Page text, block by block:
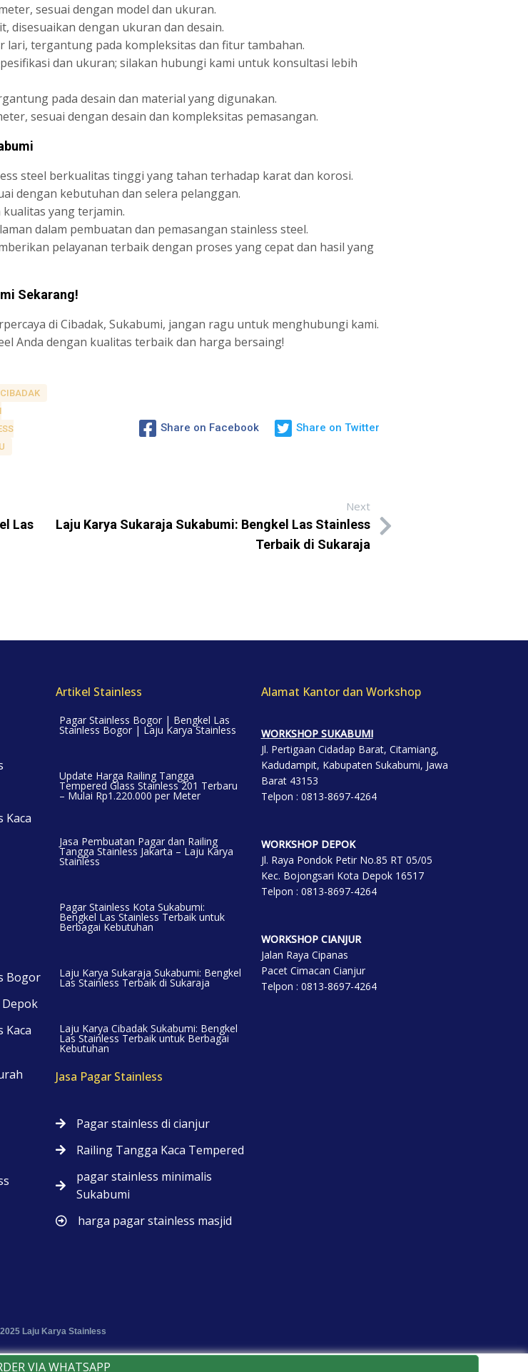
sesuai dengan model dan ukuran.
disesuaikan dengan ukuran dan desain.
lari, tergantung pada kompleksitas dan fitur tambahan.
dan ukuran; silakan hubungi kami untuk konsultasi lebih
pada desain dan material yang digunakan.
sesuai dengan desain dan kompleksitas pemasangan.
steel berkualitas tinggi yang tahan terhadap karat dan korosi.
dengan kebutuhan dan selera pelanggan.
yang terjamin.
dalam pembuatan dan pemasangan stainless steel.
pelayanan terbaik dengan proses yang cepat dan hasil yang
Sekarang!
di Cibadak, Sukabumi, jangan ragu untuk menghubungi kami.
Anda dengan kualitas terbaik dan harga bersaing!
Share on Facebook Share on Twitter
Las
Next
Laju Karya Sukaraja Sukabumi: Bengkel Las Stainless
Terbaik di Sukaraja
Kaca
Bogor
Kaca
Artikel Stainless
Pagar Stainless Bogor | Bengkel Las
Stainless Bogor | Laju Karya Stainless
Update Harga Railing Tangga
Tempered Glass Stainless 201 Terbaru
– Mulai Rp1.220.000 per Meter
Jasa Pembuatan Pagar dan Railing
Tangga Stainless Jakarta – Laju Karya
Stainless
Pagar Stainless Kota Sukabumi:
Bengkel Las Stainless Terbaik untuk
Berbagai Kebutuhan
Laju Karya Sukaraja Sukabumi: Bengkel
Las Stainless Terbaik di Sukaraja
Laju Karya Cibadak Sukabumi: Bengkel
Las Stainless Terbaik untuk Berbagai
Kebutuhan
Jasa Pagar Stainless
Pagar stainless di cianjur
Railing Tangga Kaca Tempered
pagar stainless minimalis
Sukabumi
harga pagar stainless masjid
Alamat Kantor dan Workshop
WORKSHOP SUKABUMI
Jl. Pertigaan Cidadap Barat, Citamiang,
Kadudampit, Kabupaten Sukabumi, Jawa
Barat 43153
Telpon : 0813-8697-4264
WORKSHOP DEPOK
Jl. Raya Pondok Petir No.85 RT 05/05
Kec. Bojongsari Kota Depok 16517
Telpon : 0813-8697-4264
WORKSHOP CIANJUR
Jalan Raya Cipanas
Pacet Cimacan Cianjur
Telpon : 0813-8697-4264
Laju Karya Stainless
VIA WHATSAPP